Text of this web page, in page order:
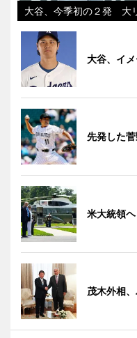
大谷、今季初の２発 大
大谷、イ
先発した
米大統領
茂木外相